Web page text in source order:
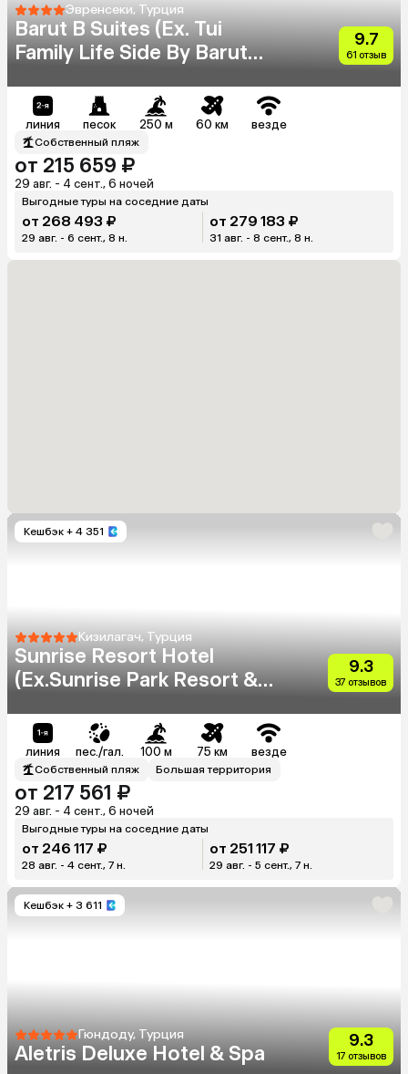
Эвренсеки, Турция
Barut B Suites (Ex. Tui
Family Life Side By Barut
9.7
61 отзыв
линия песок 250 м 60 км везде
Собственный пляж
от 215 659 ₽
29 авг. - 4 сент., 6 ночей
Выгодные туры на соседние даты
от 268 493 ₽
29 авг. - 6 сент., 8 н.
от 279 183 ₽
31 авг. - 8 сент., 8 н.
Кешбэк + 4 351
Кизилагач, Турция
Sunrise Resort Hotel
(Ex.Sunrise Park Resort &
9.3
37 отзывов
линия пес./гал. 100 м 75 км везде
Собственный пляж Большая территория
от 217 561 ₽
29 авг. - 4 сент., 6 ночей
Выгодные туры на соседние даты
от 246 117 ₽
28 авг. - 4 сент., 7 н.
от 251 117 ₽
29 авг. - 5 сент., 7 н.
Кешбэк + 3 611
Гюндоду, Турция
Aletris Deluxe Hotel & Spa
9.3
17 отзывов